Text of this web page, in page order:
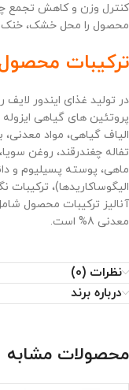
کنترل وزن و کاهش تجمع
محصول را محل خشک، خنک
ترکیبات
در تولید غذای ایندور
پروتئین های گیاهی
الیاف گیاهی، مواد
تفاله چغندرقند، روغن
ماهی، پوسته پسیلیوم و
الیگوساکاریدها)،
معدنی 8% است.
نظرات (0)
درباره برند
محصولات مشابه